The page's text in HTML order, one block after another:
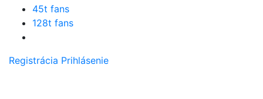
45t fans
128t fans
Registrácia Prihlásenie